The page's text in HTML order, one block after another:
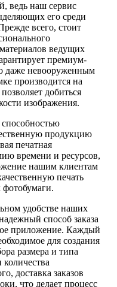
ведь наш сервис
его среди
всего, стоит
ведущих
премиум-
даже невооруженным
производится на
добиться
изображения.
продукцию
печатная
времени и ресурсов,
нашим клиентам
печать
удобстве наших
способ заказа
приложение. Каждый
для создания
размера и типа
доставка заказов
что делает процесс